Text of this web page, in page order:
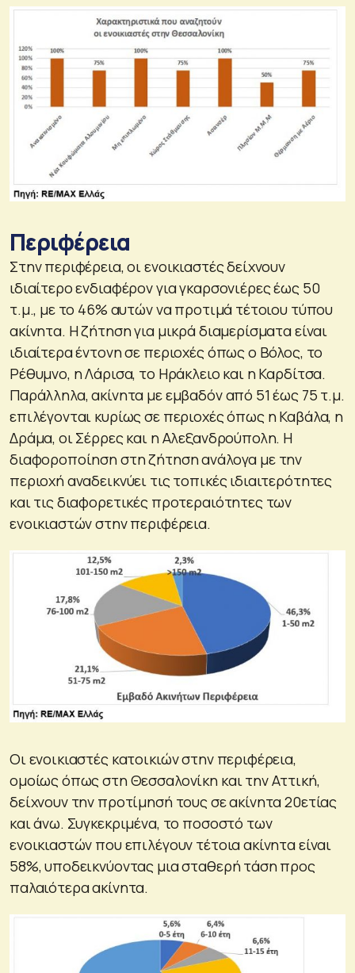
Περιφέρεια
Στην περιφέρεια, οι ενοικιαστές δείχνουν
ιδιαίτερο ενδιαφέρον για γκαρσονιέρες έως 50
τ.μ., με το 46% αυτών να προτιμά τέτοιου τύπου
ακίνητα. Η ζήτηση για μικρά διαμερίσματα είναι
ιδιαίτερα έντονη σε περιοχές όπως ο Βόλος, το
Ρέθυμνο, η Λάρισα, το Ηράκλειο και η Καρδίτσα.
Παράλληλα, ακίνητα με εμβαδόν από 51 έως 75 τ.μ.
επιλέγονται κυρίως σε περιοχές όπως η Καβάλα, η
Δράμα, οι Σέρρες και η Αλεξανδρούπολη. Η
διαφοροποίηση στη ζήτηση ανάλογα με την
περιοχή αναδεικνύει τις τοπικές ιδιαιτερότητες
και τις διαφορετικές προτεραιότητες των
ενοικιαστών στην περιφέρεια.
Οι ενοικιαστές κατοικιών στην περιφέρεια,
ομοίως όπως στη Θεσσαλονίκη και την Αττική,
δείχνουν την προτίμησή τους σε ακίνητα 20ετίας
και άνω. Συγκεκριμένα, το ποσοστό των
ενοικιαστών που επιλέγουν τέτοια ακίνητα είναι
58%, υποδεικνύοντας μια σταθερή τάση προς
παλαιότερα ακίνητα.